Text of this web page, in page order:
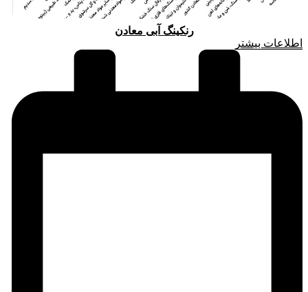
رنکینگ آبی معادن
اطلاعات بیشتر